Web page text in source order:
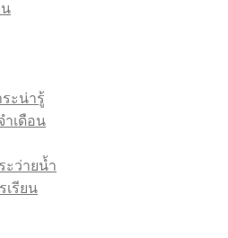
น
ะน่ารู้
ำเดือน
ะว่ายน้ำ
เรียน